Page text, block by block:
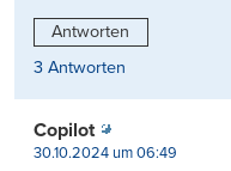
Antworten
3 Antworten
Copilot
30.10.2024 um 06:49